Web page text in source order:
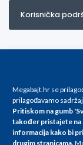
Megabajt.hr se
prilagođavamo
Pritiskom na gumb
također pristajete na
informacija kako bi
drugim stranicama.
Korisnička
Za artikle kojih
info@megabajt.hr.
promjenama, a